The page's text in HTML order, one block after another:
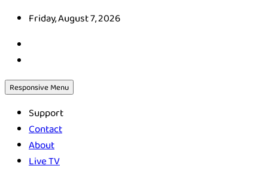
Skip
content
Friday, August 7, 2026
Responsive Menu
Support
Contact
About
Live TV